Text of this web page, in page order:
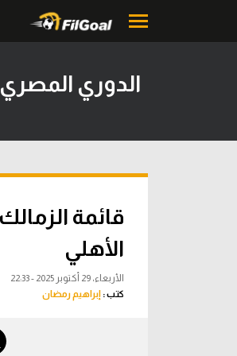
محتوى إخباري
ميركاتو
فانتازي في الجول
مسابقة التوقعات
الدوري المصري
الأهلي
الأربعاء، 29 أكتوبر 2025 - 22:33
كتب : إبراهيم رمضان